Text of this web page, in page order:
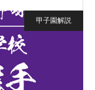
甲子園解説